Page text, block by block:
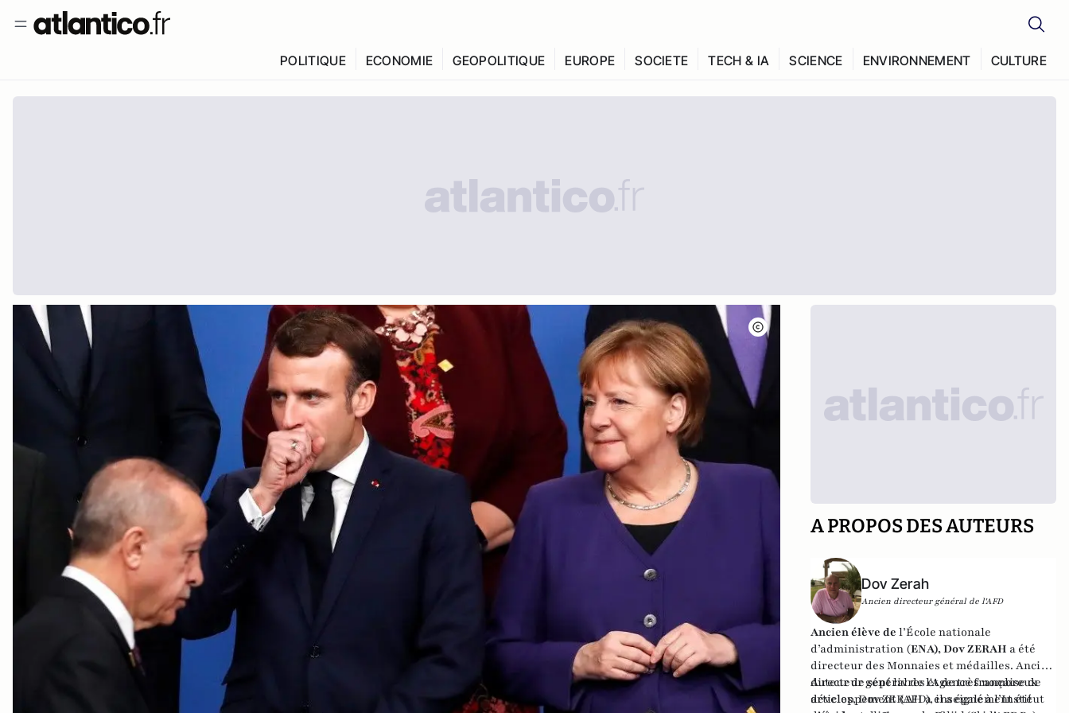
POLITIQUE ECONOMIE GEOPOLITIQUE EUROPE SOCIETE TECH & IA SCIENCE ENVIRONNEMENT CULTURE
A PROPOS DES AUTEURS
Dov Zerah
Ancien directeur général de l'AFD
Ancien élève del’École nationale
d’administration (ENA), Dov ZERAH a été
directeur des Monnaies et médailles. Ancien
directeur général de l'Agence française de
développement (AFD), il a également été
Auteur de sept livres et de très nombreux
articles, Dov ZERAH a enseigné à l’Institut